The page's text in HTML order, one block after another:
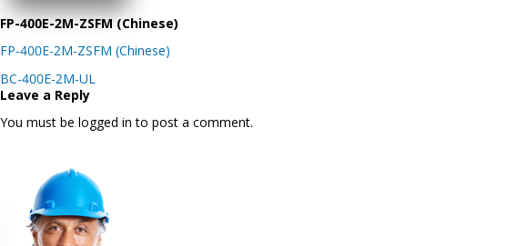
FP-400E-2M-ZSFM (Chinese)
FP-400E-2M-ZSFM (Chinese)
Post
navigation
BC-400E-2M-UL
Leave a Reply
You must be logged in to post a comment.